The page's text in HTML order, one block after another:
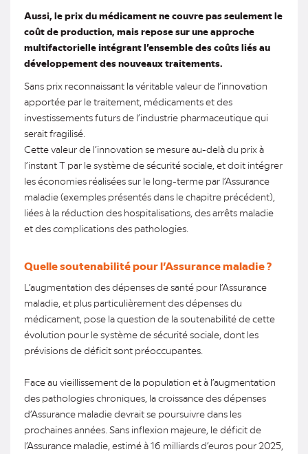
Aussi, le prix du médicament ne couvre pas seulement le
coût de production, mais repose sur une approche
multifactorielle intégrant l’ensemble des coûts liés au
développement des nouveaux traitements.
Sans prix reconnaissant la véritable valeur de l’innovation
apportée par le traitement, médicaments et des
investissements futurs de l’industrie pharmaceutique qui
serait fragilisé.
Cette valeur de l’innovation se mesure au-delà du prix à
l’instant T par le système de sécurité sociale, et doit intégrer
les économies réalisées sur le long-terme par l’Assurance
maladie (exemples présentés dans le chapitre précédent),
liées à la réduction des hospitalisations, des arrêts maladie
et des complications des pathologies.
Quelle soutenabilité pour l’Assurance maladie ?
L’augmentation des dépenses de santé pour l’Assurance
maladie, et plus particulièrement des dépenses du
médicament, pose la question de la soutenabilité de cette
évolution pour le système de sécurité sociale, dont les
prévisions de déficit sont préoccupantes.
Face au vieillissement de la population et à l’augmentation
des pathologies chroniques, la croissance des dépenses
d’Assurance maladie devrait se poursuivre dans les
prochaines années. Sans inflexion majeure, le déficit de
l’Assurance maladie, estimé à 16 milliards d’euros pour 2025,